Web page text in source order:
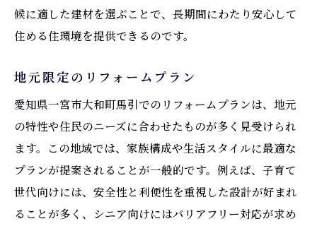
候に適した建材を選ぶことで、長期間にわたり安心して
住める住環境を提供できるのです。
地元限定のリフォームプラン
愛知県一宮市大和町馬引でのリフォームプランは、地元
の特性や住民のニーズに合わせたものが多く見受けられ
ます。この地域では、家族構成や生活スタイルに最適な
プランが提案されることが一般的です。例えば、子育て
世代向けには、安全性と利便性を重視した設計が好まれ
ることが多く、シニア向けにはバリアフリー対応が求め